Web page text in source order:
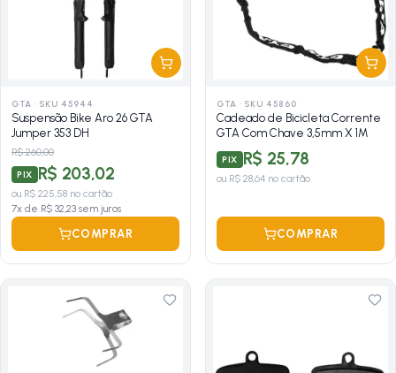
GTA · SKU 45944
Suspensão Bike Aro 26 GTA
Jumper 353 DH
R$ 260,00
PIX R$ 203,02
ou R$ 225,58 no cartão
7x de R$ 32,23 sem juros
COMPRAR
GTA · SKU 45860
Cadeado de Bicicleta Corrente
GTA Com Chave 3,5mm X 1M
PIX R$ 25,78
ou R$ 28,64 no cartão
COMPRAR